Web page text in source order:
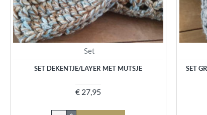
Set
SET DEKENTJE/LAYER MET MUTSJE
€ 27,95
SET